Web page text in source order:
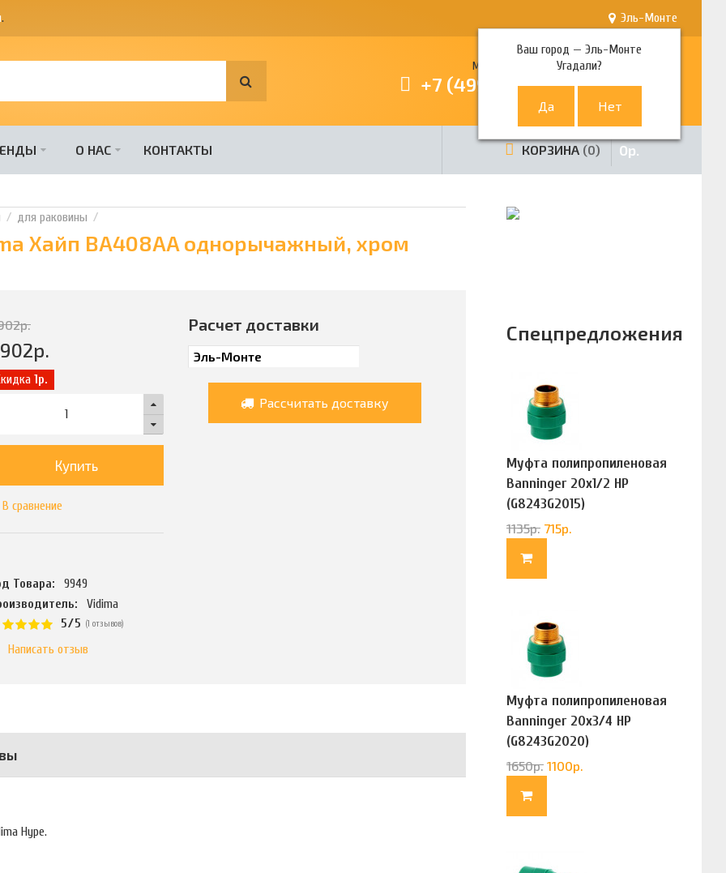
. Эль-Монте
Ваш город —Эль-Монте
Угадали?
Многоканальный телефон
+7 (499) 380-80-80
О НАС КОНТАКТЫ КОРЗИНА 0 0р.
для раковины
Хайп BA408AA однорычажный, хром
р.
р.
1р.
Купить
В сравнение
Товара:
9949
Vidima
5/5 (1 отзывов)
Написать отзыв
Расчет доставки
Рассчитать доставку
Hype.
Спецпредложения
Муфта полипропиленовая
Banninger 20х1/2 НР
(G8243G2015)
1135р. 715р.
Муфта полипропиленовая
Banninger 20х3/4 НР
(G8243G2020)
1650р. 1100р.